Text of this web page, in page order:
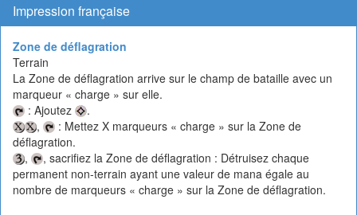
Impression française
Zone de déflagration
Terrain
La Zone de déflagration arrive sur le champ de bataille avec un
marqueur « charge » sur elle.
: Ajoutez
.
,
: Mettez X marqueurs « charge » sur la Zone de
déflagration.
,
, sacrifiez la Zone de déflagration : Détruisez chaque
permanent non-terrain ayant une valeur de mana égale au
nombre de marqueurs « charge » sur la Zone de déflagration.